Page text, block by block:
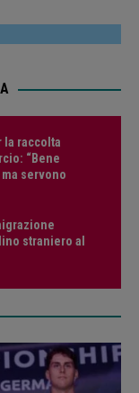
la raccolta
“Bene
servono
straniero al